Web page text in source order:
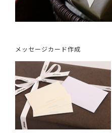
メッセージカード作成